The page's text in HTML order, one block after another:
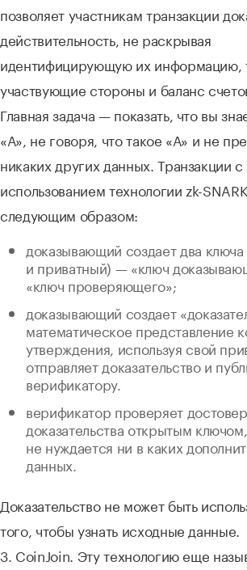
позволяет участникам транзакции
действительность, не раскрывая
идентифицирующую их информацию,
участвующие стороны и баланс
Главная задача — показать, что вы
«А», не говоря, что такое «А» и не
никаких других данных. Транзакции с
использованием технологии zk-
следующим образом:
доказывающий создает два
и приватный) — «ключ
«ключ проверяющего»;
доказывающий создает
математическое представление
утверждения, используя свой
отправляет доказательство и
верификатору.
верификатор проверяет
доказательства открытым
не нуждается ни в каких
данных.
Доказательство не может быть
того, чтобы узнать исходные данные.
3. CoinJoin. Эту технологию еще